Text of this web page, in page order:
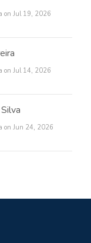
on Jul 19, 2026
on Jul 14, 2026
on Jun 24, 2026